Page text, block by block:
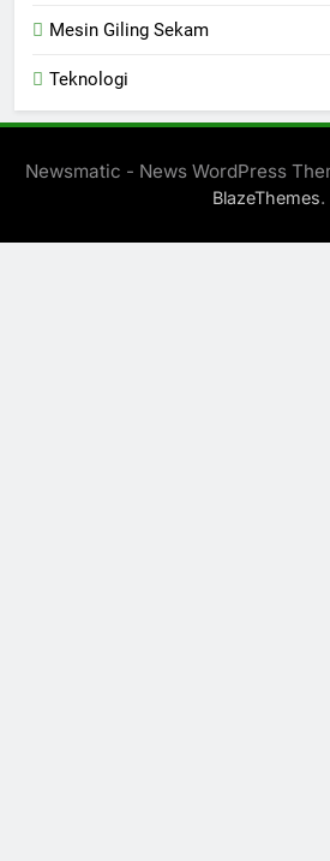
Mesin Giling Sekam
Teknologi
Newsmatic - News WordPress
BlazeThemes.